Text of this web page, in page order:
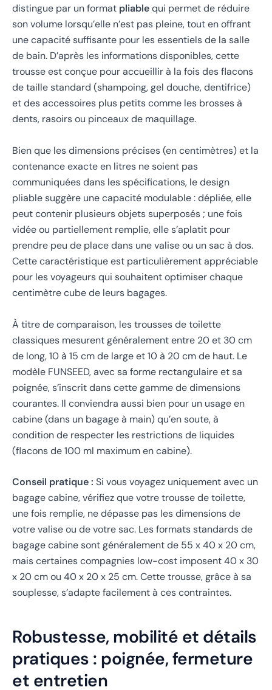
distingue par un format pliablequi permet de réduire
son volume lorsqu’elle n’est pas pleine, tout en offrant
une capacité suffisante pour les essentiels de la salle
de bain. D’après les informations disponibles, cette
trousse est conçue pour accueillir à la fois des flacons
de taille standard (shampoing, gel douche, dentifrice)
et des accessoires plus petits comme les brosses à
dents, rasoirs ou pinceaux de maquillage.
Bien que les dimensions précises (en centimètres) et la
contenance exacte en litres ne soient pas
communiquées dans les spécifications, le design
pliable suggère une capacité modulable : dépliée, elle
peut contenir plusieurs objets superposés ; une fois
vidée ou partiellement remplie, elle s’aplatit pour
prendre peu de place dans une valise ou un sac à dos.
Cette caractéristique est particulièrement appréciable
pour les voyageurs qui souhaitent optimiser chaque
centimètre cube de leurs bagages.
À titre de comparaison, les trousses de toilette
classiques mesurent généralement entre 20 et 30 cm
de long, 10 à 15 cm de large et 10 à 20 cm de haut. Le
modèle FUNSEED, avec sa forme rectangulaire et sa
poignée, s’inscrit dans cette gamme de dimensions
courantes. Il conviendra aussi bien pour un usage en
cabine (dans un bagage à main) qu’en soute, à
condition de respecter les restrictions de liquides
(flacons de 100 ml maximum en cabine).
Conseil pratique : Si vous voyagez uniquement avec un
bagage cabine, vérifiez que votre trousse de toilette,
une fois remplie, ne dépasse pas les dimensions de
votre valise ou de votre sac. Les formats standards de
bagage cabine sont généralement de 55 x 40 x 20 cm,
mais certaines compagnies low-cost imposent 40 x 30
x 20 cm ou 40 x 20 x 25 cm. Cette trousse, grâce à sa
souplesse, s’adapte facilement à ces contraintes.
Robustesse, mobilité et détails
pratiques : poignée, fermeture
et entretien